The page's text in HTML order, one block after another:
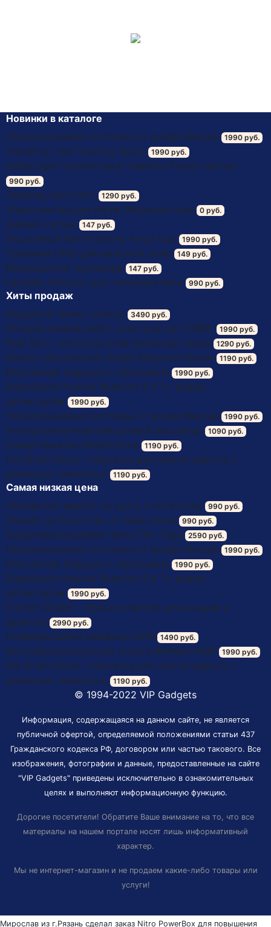
Новинки в каталоге
Непромокаемые костюмы от дождя Biaojue
1990 руб.
Эпилятор Yes Finishing Touch 1990 руб.
Набор для творчества в темноте Рисуй светом
990 руб.
Леденец-пистолет 1290 руб.
Жиросжигающие капли Медовый спас 0 руб.
Дерево хурмы 147 руб.
Бесшовный бюстгальтер Ажур Бра 1990 руб.
Травяной сбор для мужской силы 149 руб.
Микродозинг мухомора 147 руб.
LipoМax капсулы для снижения веса 990 руб.
Хиты продаж
Надувной лежак Lamzac
3490 руб.
Интерактивный робот конструктор TOBBY 1990 руб.
Pedi Spin – японская электрическая пемза 1290 руб.
Амулет абсолютной любви Мэрилин Керро 1190 руб.
Массажная подушка с прогревом 1990 руб.
Видеорегистратор Bluavido 8 в 1 с радар-
детектором
1990 руб.
Непромокаемые костюмы от дождя Biaojue 1990 руб.
Антицеллюлитный вакуумный массажер 1090 руб.
Сквиртмашина Maestrolove 1190 руб.
Pet Brush Glove – перчатка для снятия шерсти с
домашних животных
1190 руб.
Самая низкая цена
Имперский амулет на удачу и богатство
990 руб.
Амулет на богатство от бабы Нины 990 руб.
Водонепроницаемая лента Flex Tape 2590 руб.
Непромокаемые костюмы от дождя Biaojue 1990 руб.
Массажная подушка с прогревом 1990 руб.
Видеорегистратор Bluavido 8 в 1 с радар-
детектором
1990 руб.
Kitchen Master - Мультислайсер для овощей и
фруктов
2990 руб.
Разбивающиеся машинки БУМ 1490 руб.
Многофункциональная лопата BRANDCAMP 1990 руб.
Pet Brush Glove – перчатка для снятия шерсти с
домашних животных
1190 руб.
© 1994-2022 VIP Gadgets
Информация, содержащаяся на данном сайте, не является
публичной офертой, определяемой положениями статьи 437
Гражданского кодекса РФ, договором или частью такового. Все
изображения, фотографии и данные, предоставленные на сайте
"VIP Gadgets" приведены исключительно в ознакомительных
целях и выполняют информационную функцию.
Дорогие посетители! Обратите Ваше внимание на то, что все
материалы на нашем портале носят лишь информативный
характер.
Мы не интернет-магазин и не продаем какие-либо товары или
услуги!
Мирослав из г.Рязань сделал заказ Nitro PowerBox для повышения